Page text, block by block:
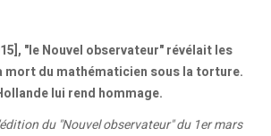
"le Nouvel observateur" révélait les
mort du mathématicien sous la torture.
lui rend hommage.
du "Nouvel observateur" du 1er mars